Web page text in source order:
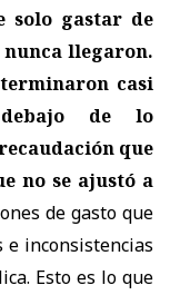
solo gastar de
llegaron.
casi
de lo
que
no se ajustó a
de gasto que
e inconsistencias
Esto es lo que